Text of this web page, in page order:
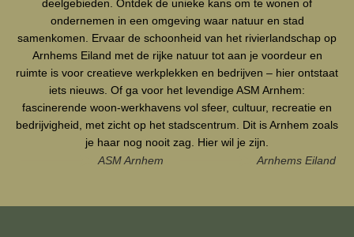
deelgebieden. Ontdek de unieke kans om te wonen of
ondernemen in een omgeving waar natuur en stad
samenkomen. Ervaar de schoonheid van het rivierlandschap op
Arnhems Eiland met de rijke natuur tot aan je voordeur en
ruimte is voor creatieve werkplekken en bedrijven – hier ontstaat
iets nieuws. Of ga voor het levendige ASM Arnhem:
fascinerende woon-werkhavens vol sfeer, cultuur, recreatie en
bedrijvigheid, met zicht op het stadscentrum. Dit is Arnhem zoals
je haar nog nooit zag. Hier wil je zijn.
ASM Arnhem
Arnhems Eiland